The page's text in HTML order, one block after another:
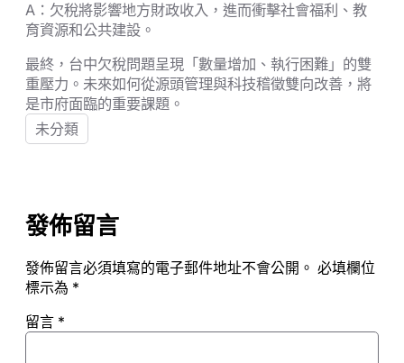
A：欠稅將影響地方財政收入，進而衝擊社會福利、教
育資源和公共建設。
最終，台中欠稅問題呈現「數量增加、執行困難」的雙
重壓力。未來如何從源頭管理與科技稽徵雙向改善，將
是市府面臨的重要課題。
未分類
發佈留言
發佈留言必須填寫的電子郵件地址不會公開。 必填欄位
標示為 *
留言 *